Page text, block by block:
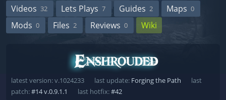
Videos 32 Lets Plays 7 Guides 2 Maps 0
Mods 0 Files 2 Reviews 0 Wiki
latest version: v.1024233 last update: Forging the Path
last
patch:#14 v.0.9.1.1 last hotfix:#42